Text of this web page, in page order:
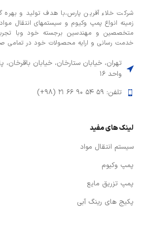
شركت خلاء آفرین پارس،با هدف توليد و بهره
زمينه انواع پمپ وكيوم و سیستمهای انتقال
خدمت رسانی و ارایه محصولات خود در تمامی
واحد ۱۶
تلفن: ۵۹ ۵۴ ۹۰ ۶۶ ۲۱ (۹۸+)
لینک های مفید
سیستم انتقال مواد
پمپ وکیوم
پمپ تزریق مایع
پکیج های رینگ آبی